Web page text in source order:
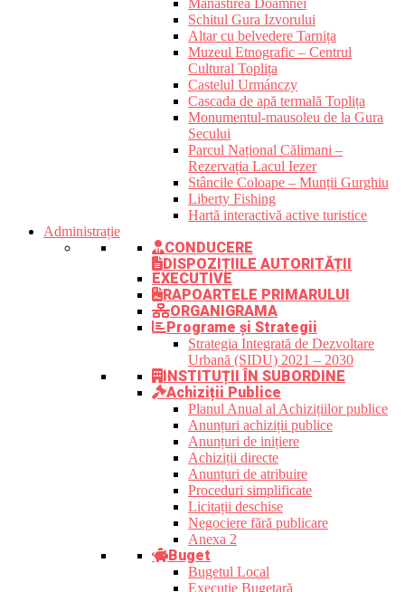
Manastirea Doamnei
Schitul Gura Izvorului
Altar cu belvedere Tarnița
Muzeul Etnografic – Centrul
Cultural Toplița
Castelul Urmánczy
Cascada de apă termală Toplița
Monumentul-mausoleu de la Gura
Secului
Parcul Național Călimani –
Rezervația Lacul Iezer
Stâncile Coloape – Munții Gurghiu
Liberty Fishing
Hartă interactivă active turistice
Administrație
CONDUCERE
DISPOZIȚIILE AUTORITĂȚII
EXECUTIVE
RAPOARTELE PRIMARULUI
ORGANIGRAMA
Programe și Strategii
Strategia Integrată de Dezvoltare
Urbană (SIDU) 2021 – 2030
INSTITUȚII ÎN SUBORDINE
Achiziții Publice
Planul Anual al Achizițiilor publice
Anunțuri achiziții publice
Anunțuri de inițiere
Achiziții directe
Anunțuri de atribuire
Proceduri simplificate
Licitații deschise
Negociere fără publicare
Anexa 2
Buget
Bugetul Local
Execuție Bugetară